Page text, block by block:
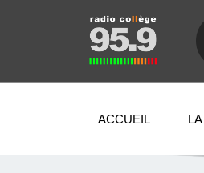
ACCUEIL